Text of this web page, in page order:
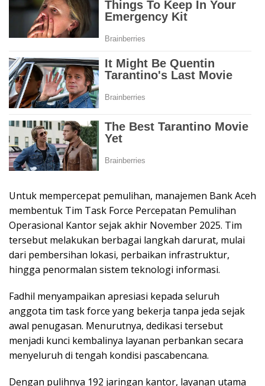
Untuk mempercepat pemulihan, manajemen Bank Aceh
membentuk Tim Task Force Percepatan Pemulihan
Operasional Kantor sejak akhir November 2025. Tim
tersebut melakukan berbagai langkah darurat, mulai
dari pembersihan lokasi, perbaikan infrastruktur,
hingga penormalan sistem teknologi informasi.
Fadhil menyampaikan apresiasi kepada seluruh
anggota tim task force yang bekerja tanpa jeda sejak
awal penugasan. Menurutnya, dedikasi tersebut
menjadi kunci kembalinya layanan perbankan secara
menyeluruh di tengah kondisi pascabencana.
Dengan pulihnya 192 jaringan kantor, layanan utama